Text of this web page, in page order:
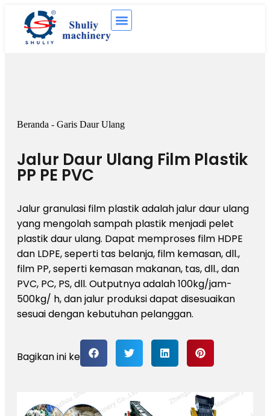
Beranda - Garis Daur Ulang
Jalur Daur Ulang Film Plastik
PP PE PVC
Jalur granulasi film plastik adalah jalur daur ulang
yang mengolah sampah plastik menjadi pelet
plastik daur ulang. Dapat memproses film HDPE
dan LDPE, seperti tas belanja, film kemasan, dll.,
film PP, seperti kemasan makanan, tas, dll., dan
PVC, PC, PS, dll. Outputnya adalah 100kg/jam-
500kg/ h, dan jalur produksi dapat disesuaikan
sesuai dengan kebutuhan pelanggan.
Bagikan ini ke